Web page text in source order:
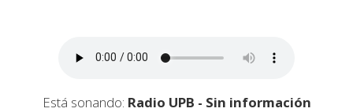
Está sonando: Radio UPB - Sin información